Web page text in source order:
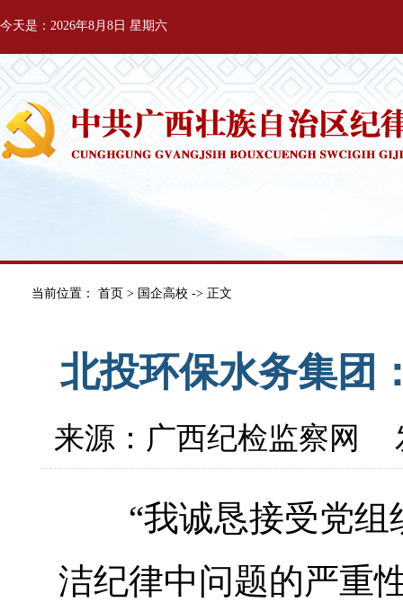
今天是：2026年8月8日 星期六
当前位置： 首页 > 国企高校 -> 正文
北投环保水务集团
来源：广西纪检监察网
“我诚恳接受党组
洁纪律中问题的严重